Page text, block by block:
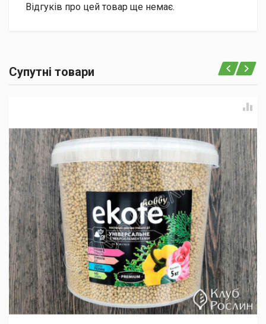
Відгуків про цей товар ще немає.
Супутні товари